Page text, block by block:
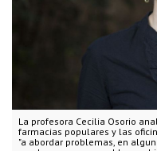
La profesora Cecilia Osorio
farmacias populares y las
"a abordar problemas, en